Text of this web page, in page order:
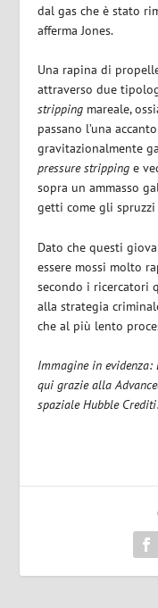
dal gas che è stato
afferma Jones.
Una rapina di
attraverso due
stripping mareale,
passano l’una
gravitazionalmente
pressure stripping e
sopra un ammasso
getti come gli
Dato che questi
essere mossi molto
secondo i ricercatori
alla strategia
che al più lento
Immagine in
qui grazie alla
spaziale Hubble